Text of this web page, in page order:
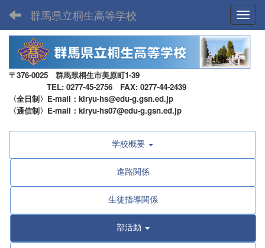
群馬県立桐生高等学校
〒376-0025 群馬県桐生市美原町1-39
TEL: 0277-45-2756 FAX: 0277-44-2439
〈全日制〉E-mail：kiryu-hs@edu-g.gsn.ed.jp
〈通信制〉E-mail：kiryu-hs07@edu-g.gsn.ed.jp
学校概要
進路関係
生徒指導関係
部活動